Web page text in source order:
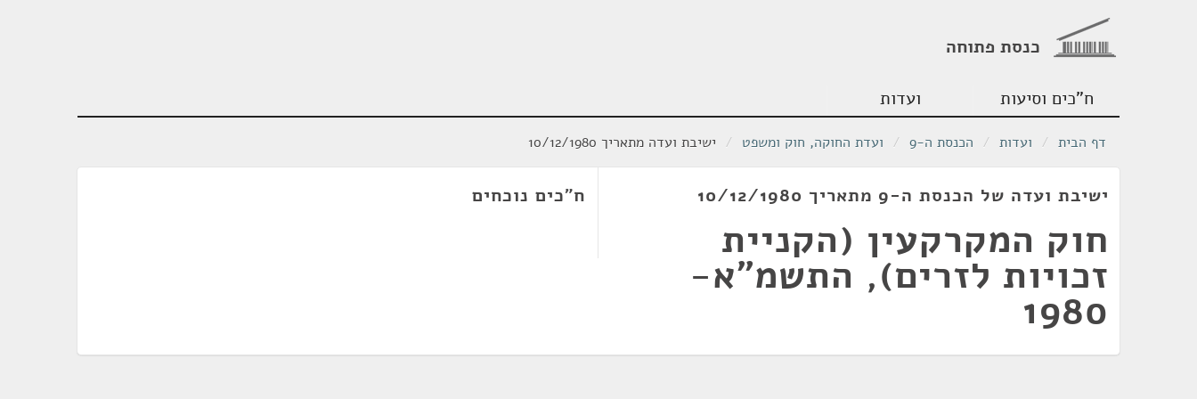
כנסת פתוחה
ח"כים וסיעות ועדות
דף הבית / ועדות / הכנסת ה-9 / ועדת החוקה, חוק ומשפט / ישיבת ועדה מתאריך 10/12/1980
ישיבת ועדה של הכנסת ה-9 מתאריך 10/12/1980
חוק המקרקעין (הקניית
זכויות לזרים), התשמ"א-
1980
ח"כים נוכחים